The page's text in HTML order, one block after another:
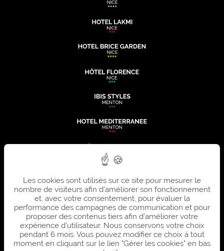
Les cookies sont utilisés sur ce site pour mesurer le
nombre de visiteurs afin d'améliorer son fonctionnement
et, avec votre consentement, pour évaluer la
performance des campagnes de communication et pour
proposer des contenus tiers afin d'améliorer votre
expérience d'utilisateur. Nous conservons votre choix
pendant 6 mois. Vous pouvez modifier ce choix à tout
moment en cliquant sur le lien "Gérer les cookies" en bas